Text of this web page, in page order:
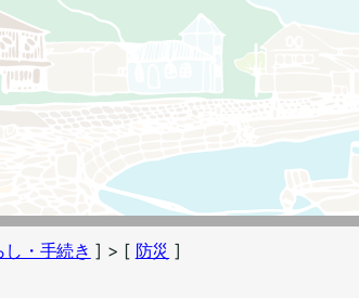
し・手続き ] > [ 防災 ]